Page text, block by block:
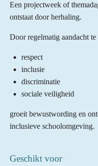
Een projectweek of
ontstaat door herhaling.
Door regelmatig aandacht te
respect
inclusie
discriminatie
sociale veiligheid
groeit bewustwording en
inclusieve schoolomgeving.
Geschikt voor